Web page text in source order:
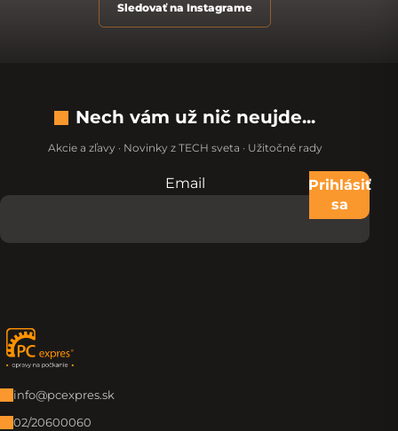
Sledovať na Instagrame
Nech vám už nič neujde...
Akcie a zľavy · Novinky z TECH sveta · Užitočné rady
Nevypĺňajte toto pole:
Email
Prihlásiť
sa
Zápätie
info@pcexpres.sk
02/20600060